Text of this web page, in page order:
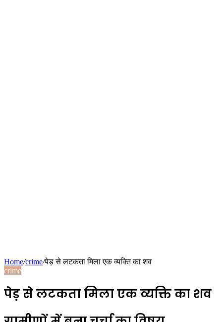
Home/crime/पेड़ से लटकता मिला एक व्यक्ति का शव
crime
पेड़ से लटकता मिला एक व्यक्ति का शव